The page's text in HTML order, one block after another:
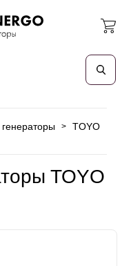
> TOYO
TOYO